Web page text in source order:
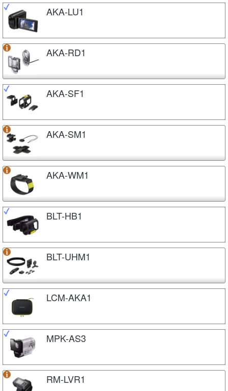
AKA-LU1
AKA-RD1
AKA-SF1
AKA-SM1
AKA-WM1
BLT-HB1
BLT-UHM1
LCM-AKA1
MPK-AS3
RM-LVR1